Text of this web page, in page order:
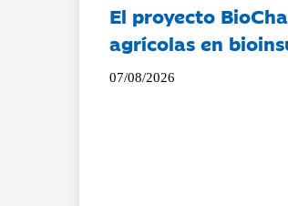
El proyecto
agrícolas en
07/08/2026